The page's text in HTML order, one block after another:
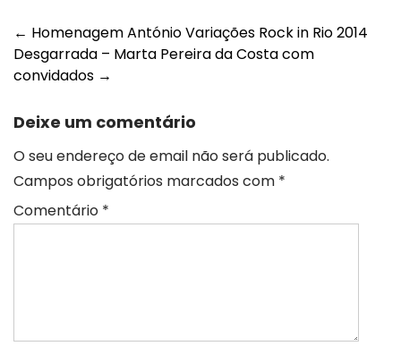
Post
navigation
← Homenagem António Variações Rock in Rio 2014
Desgarrada – Marta Pereira da Costa com
convidados →
Deixe um comentário
O seu endereço de email não será publicado.
Campos obrigatórios marcados com *
Comentário *